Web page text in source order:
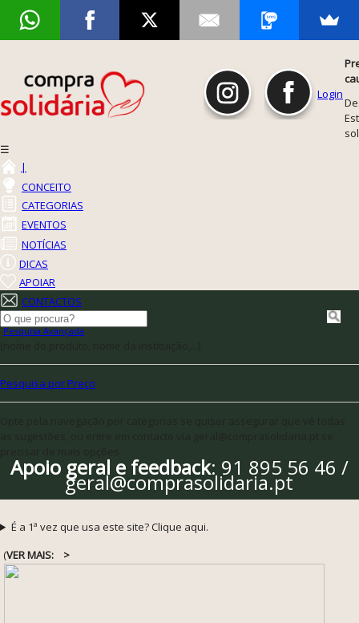
Login
☰
|
CONCEITO
CATEGORIAS
EVENTOS
NOTÍCIAS
DICAS
APOIAR
CONTACTOS
Pesquisa Avançada
Pesquisa por Preço
Apoio geral e feedback: 91 895 56 46 /
geral@comprasolidaria.pt
É a 1ª vez que usa este site? Clique aqui.
(VER MAIS: >